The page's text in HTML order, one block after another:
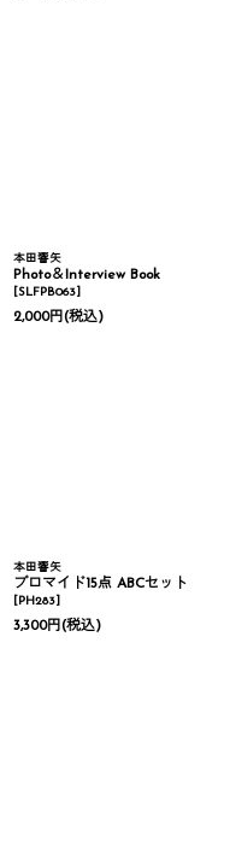
本田響矢
Photo＆Interview Book
[SLFPB063]
2,000円(税込)
本田響矢
ブロマイド15点 ABCセット
[PH283]
3,300円(税込)